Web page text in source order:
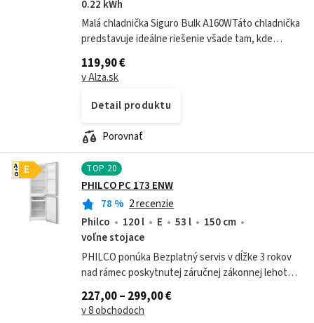
0.22 kWh
Malá chladnička Siguro Bulk A160WTáto chladnička
predstavuje ideálne riešenie všade tam, kde
potrebujete spoľahlivé chladenie na minimálnom
priestore. Vďaka kompaktným rozmerom...
119,90 €
v Alza.sk
Detail produktu
Porovnať
TOP 20
PHILCO PC 173 ENW
78 % 2 recenzie
E
A
G
Philco 120 l E 53 l
150 cm
voľne stojace
PHILCO ponúka Bezplatný servis v dĺžke 3 rokov
nad rámec poskytnutej záručnej zákonnej lehoty
za akosť, pretože dlhodobo dbáme na kvalitu
všetkých produktov v našom...
227,00 – 299,00 €
v 8 obchodoch